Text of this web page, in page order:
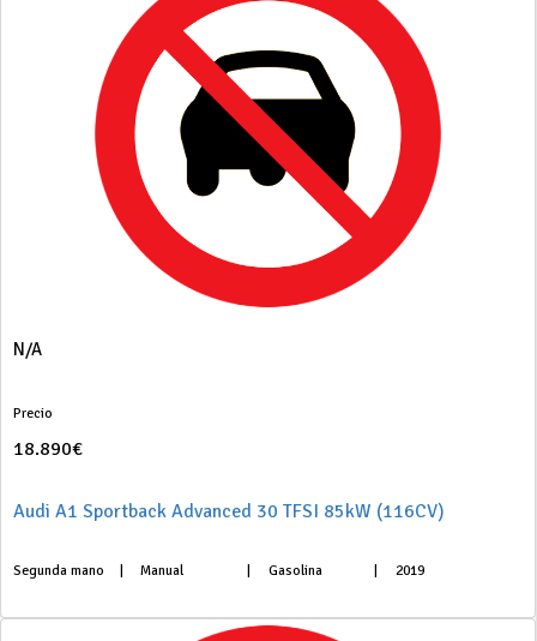
N/A
Precio
18.890€
Audi A1 Sportback Advanced 30 TFSI 85kW (116CV)
Segunda mano Manual Gasolina 2019